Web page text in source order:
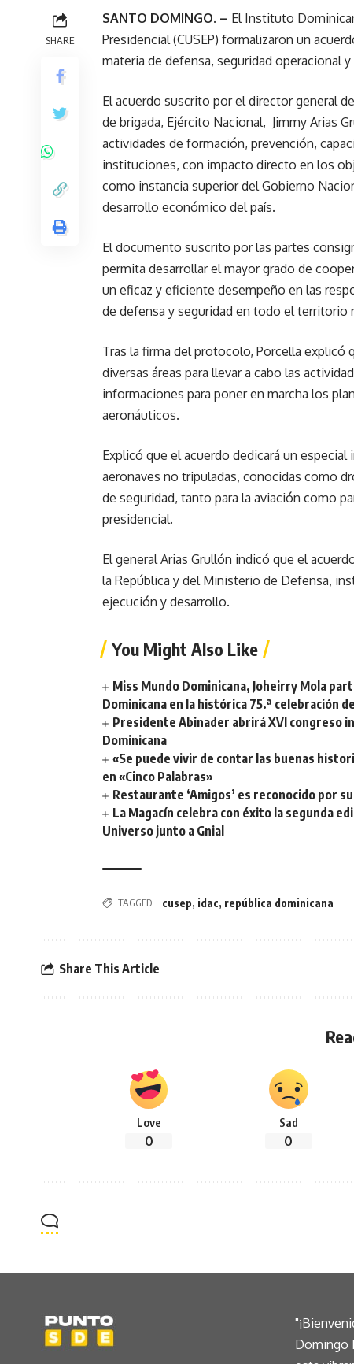
SHARE
SANTO DOMINGO. – El Instituto
Presidencial (CUSEP) formalizaron un
materia de defensa, seguridad operacional
El acuerdo suscrito por el director general
de brigada, Ejército Nacional, Jimmy Arias
actividades de formación, prevención,
instituciones, con impacto directo en los
como instancia superior del Gobierno
desarrollo económico del país.
El documento suscrito por las partes
permita desarrollar el mayor grado de
un eficaz y eficiente desempeño en las
de defensa y seguridad en todo el territorio
Tras la firma del protocolo, Porcella explicó
diversas áreas para llevar a cabo las
informaciones para poner en marcha los
aeronáuticos.
Explicó que el acuerdo dedicará un
aeronaves no tripuladas, conocidas como
de seguridad, tanto para la aviación como
presidencial.
El general Arias Grullón indicó que el
la República y del Ministerio de Defensa,
ejecución y desarrollo.
You Might Also Like
Miss Mundo Dominicana, Joheirry Mola
Dominicana en la histórica 75.ª celebración
Presidente Abinader abrirá XVI congreso
Dominicana
«Se puede vivir de contar las buenas
en «Cinco Palabras»
Restaurante ‘Amigos’ es reconocido por
La Magacín celebra con éxito la segunda
Universo junto a Gnial
TAGGED: cusep, idac, república dominicana
Share This Article
Love
0
Sad
0
Domingo